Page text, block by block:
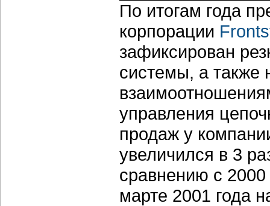
По итогам года
корпорации
зафиксирован
системы, а также
управления
продаж у
увеличился в 3
сравнению с
марте 2001 года